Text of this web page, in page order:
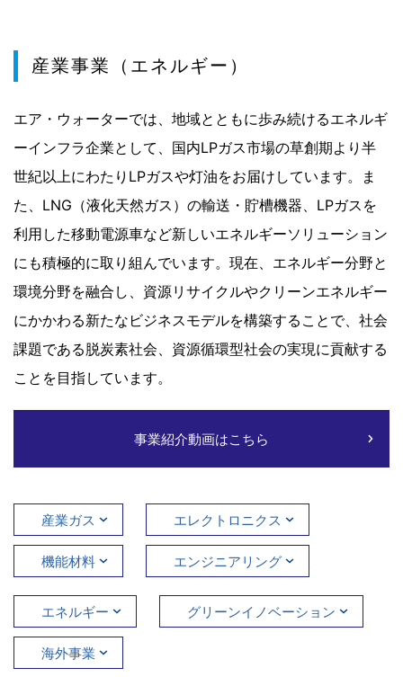
産業事業（エネルギー）
エア・ウォーターでは、地域とともに歩み続けるエネルギ
ーインフラ企業として、国内LPガス市場の草創期より半
世紀以上にわたりLPガスや灯油をお届けしています。ま
た、LNG（液化天然ガス）の輸送・貯槽機器、LPガスを
利用した移動電源車など新しいエネルギーソリューション
にも積極的に取り組んでいます。現在、エネルギー分野と
環境分野を融合し、資源リサイクルやクリーンエネルギー
にかかわる新たなビジネスモデルを構築することで、社会
課題である脱炭素社会、資源循環型社会の実現に貢献する
ことを目指しています。
事業紹介動画はこちら
産業ガス エレクトロニクス
機能材料 エンジニアリング
エネルギー グリーンイノベーション
海外事業